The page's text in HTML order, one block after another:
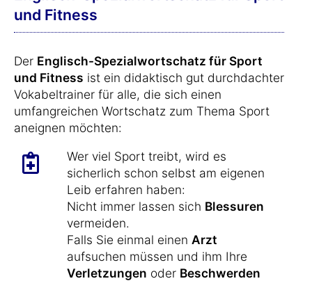
und Fitness
Der Englisch-Spezialwortschatz für Sport
und Fitness ist ein didaktisch gut durchdachter
Vokabeltrainer für alle, die sich einen
umfangreichen Wortschatz zum Thema Sport
aneignen möchten:
Wer viel Sport treibt, wird es
sicherlich schon selbst am eigenen
Leib erfahren haben:
Nicht immer lassen sich Blessuren
vermeiden.
Falls Sie einmal einen Arzt
aufsuchen müssen und ihm Ihre
Verletzungen oder Beschwerden